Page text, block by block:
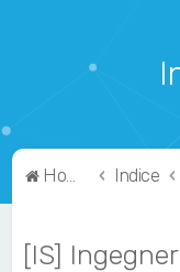
Home Indice
[IS]